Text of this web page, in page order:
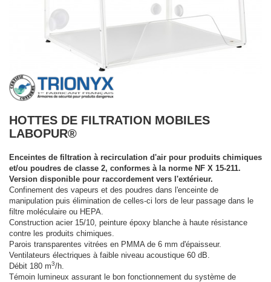
HOTTES DE FILTRATION MOBILES
LABOPUR®
Enceintes de filtration à recirculation d'air pour produits chimiques
et/ou poudres de classe 2, conformes à la norme NF X 15-211.
Version disponible pour raccordement vers l'extérieur.
Confinement des vapeurs et des poudres dans l'enceinte de
manipulation puis élimination de celles-ci lors de leur passage dans le
filtre moléculaire ou HEPA.
Construction acier 15/10, peinture époxy blanche à haute résistance
contre les produits chimiques.
Parois transparentes vitrées en PMMA de 6 mm d'épaisseur.
Ventilateurs électriques à faible niveau acoustique 60 dB.
Débit 180 m3/h.
Témoin lumineux assurant le bon fonctionnement du système de